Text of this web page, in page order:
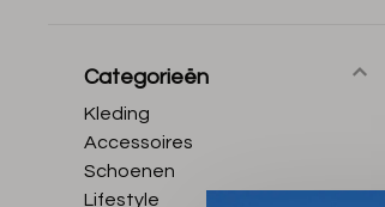
Categorieën
Kleding
Accessoires
Schoenen
Lifestyle